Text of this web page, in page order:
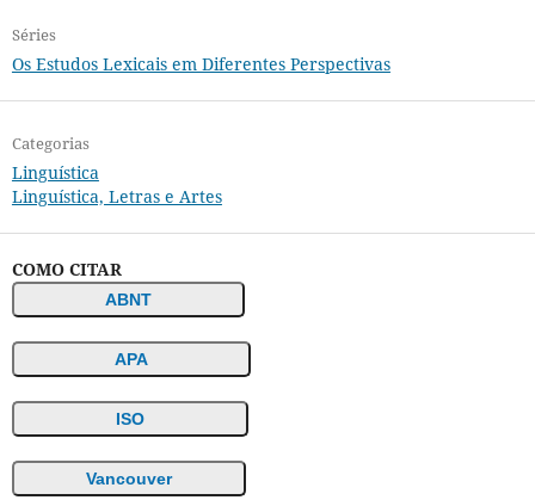
Séries
Os Estudos Lexicais em Diferentes Perspectivas
Categorias
Linguística
Linguística, Letras e Artes
COMO CITAR
ABNT
APA
ISO
Vancouver